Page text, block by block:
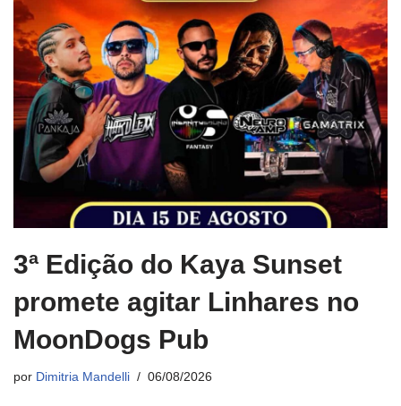
3ª Edição do Kaya Sunset
promete agitar Linhares no
MoonDogs Pub
por Dimitria Mandelli 06/08/2026